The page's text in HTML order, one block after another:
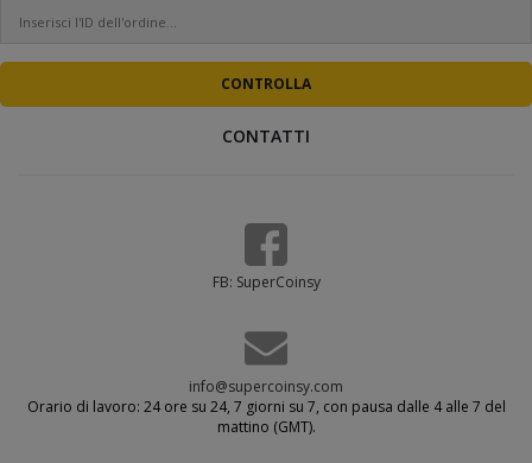
CONTATTI
FB: SuperCoinsy
info@supercoinsy.com
Orario di lavoro: 24 ore su 24, 7 giorni su 7, con pausa dalle 4 alle 7 del
mattino (GMT).